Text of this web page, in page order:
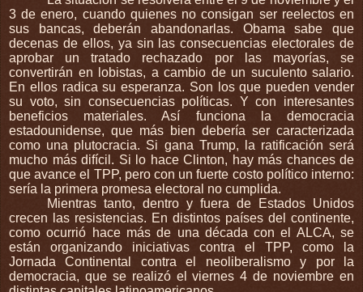
3 de enero, cuando quienes no consigan ser reelectos en
sus bancas, deberán abandonarlas. Obama sabe que
decenas de ellos, ya sin las consecuencias electorales de
aprobar un tratado rechazado por las mayorías, se
convertirán en lobistas, a cambio de un suculento salario.
En ellos radica su esperanza. Son los que pueden vender
su voto, sin consecuencias políticas. Y con interesantes
beneficios materiales. Así funciona la democracia
estadounidense, que más bien debería ser caracterizada
como una plutocracia. Si gana Trump, la ratificación será
mucho más difícil. Si lo hace Clinton, hay más chances de
que avance el TPP, pero con un fuerte costo político interno:
sería la primera promesa electoral no cumplida.
Mientras tanto, dentro y fuera de Estados Unidos
crecen las resistencias. En distintos países del continente,
como ocurrió hace más de una década con el ALCA, se
están organizando iniciativas contra el TPP, como la
Jornada Continental contra el neoliberalismo y por la
democracia, que se realizó el viernes 4 de noviembre en